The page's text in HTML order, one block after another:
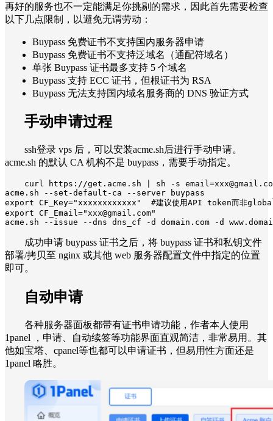
再好的服务也不一定能满足你挑剔的需求，因此首先需要检查
以下几点限制，以避免无谓劳动：
Buypass 免费证书不支持国内服务器申请
Buypass 免费证书不支持泛域名（通配符域名）
单张 Buypass 证书最多支持 5 个域名
Buypass 支持 ECC 证书，但根证书为 RSA
Buypass 无法支持国内域名服务商的 DNS 验证方式
手动申请过程
ssh登录 vps 后，可以安装acme.sh后进行手动申请。
acme.sh 的默认 CA 机构不是 buypass，需要手动指定。
curl https://get.acme.sh | sh -s
acme.sh --set-default-ca --server buypass
export CF_Key="xxxxxxxxxxxx"  #建议使用API token而非
export CF_Email="xxx@gmail.com"
acme.sh --issue --dns dns_cf -d domain.com -d
成功申请 buypass 证书之后，将 buypass 证书和私钥文件
部署/拷贝至 nginx 或其他 web 服务器配置文件中指定的位置
即可。
自动申请
各种服务器面板都带有证书申请功能，作者本人使用
1panel ，申请、自动续签等功能界面直观简洁，非常易用。其
他如宝塔、cpanel等也都可以申请证书，但易用性方面还是
1panel 略胜。